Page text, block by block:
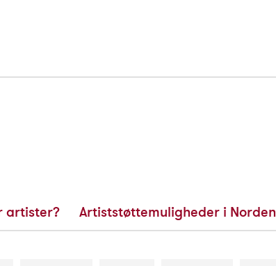
artister? Artiststøttemuligheder i Norden